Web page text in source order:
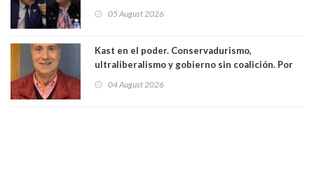
excarabinero que dejó ciego a Gustavo Gatica:
05 August 2026
Kast en el poder. Conservadurismo,
ultraliberalismo y gobierno sin coalición. Por
04 August 2026